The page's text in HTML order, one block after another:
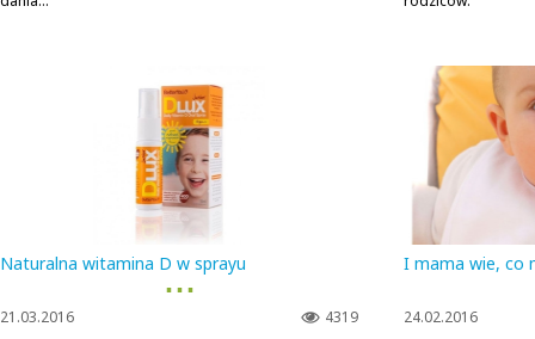
Naturalna witamina D w sprayu
▪ ▪ ▪
4319
21.03.2016
I mama wie, co
24.02.2016